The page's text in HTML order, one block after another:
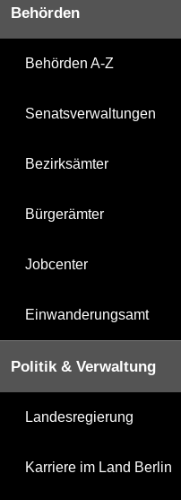
Behörden
Behörden A-Z
Senatsverwaltungen
Bezirksämter
Bürgerämter
Jobcenter
Einwanderungsamt
Politik & Verwaltung
Landesregierung
Karriere im Land Berlin